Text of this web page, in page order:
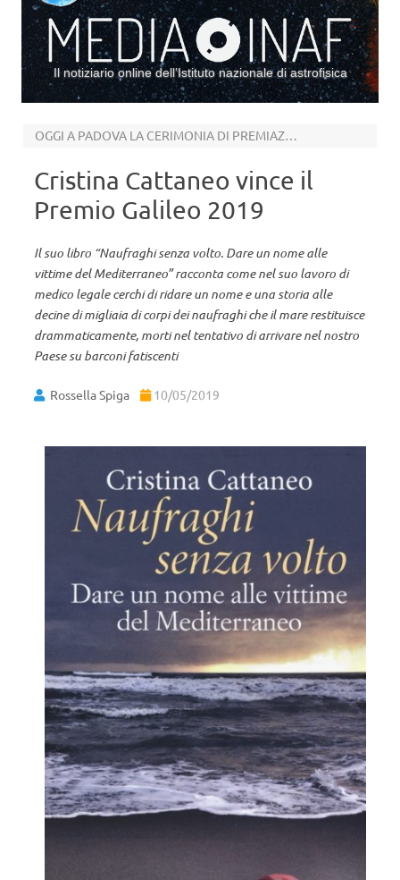
Il notiziario online dell’Istituto nazionale di astrofisica
OGGI A PADOVA LA CERIMONIA DI PREMIAZIONE
Cristina Cattaneo vince il
Premio Galileo 2019
Il suo libro “Naufraghi senza volto. Dare un nome alle
vittime del Mediterraneo” racconta come nel suo lavoro di
medico legale cerchi di ridare un nome e una storia alle
decine di migliaia di corpi dei naufraghi che il mare restituisce
drammaticamente, morti nel tentativo di arrivare nel nostro
Paese su barconi fatiscenti
Rossella Spiga 10/05/2019